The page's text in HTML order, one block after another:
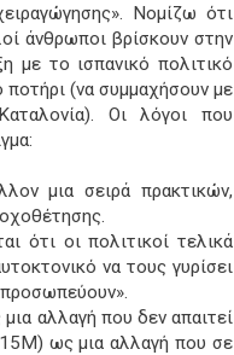
Νομίζω ότι
άνθρωποι βρίσκουν στην
με το ισπανικό πολιτικό
ποτήρι (να συμμαχήσουν με
Οι λόγοι που
μια σειρά πρακτικών,
ότι οι πολιτικοί τελικά
να τους γυρίσει
αλλαγή που δεν απαιτεί
ως μια αλλαγή που σε